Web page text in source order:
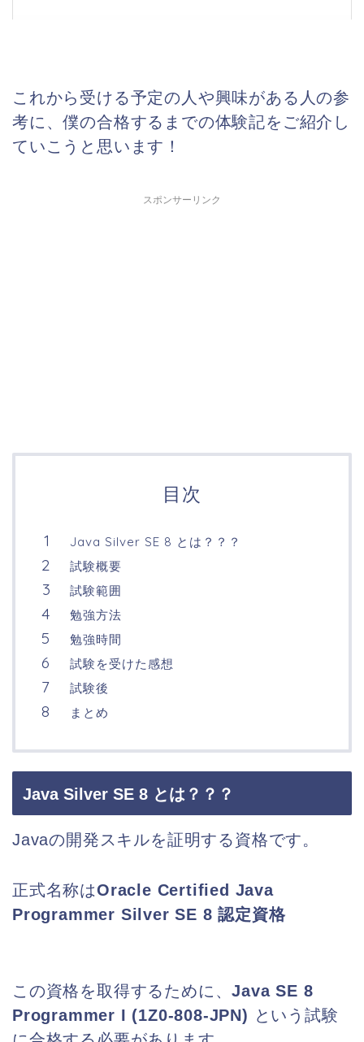
これから受ける予定の人や興味がある人の参
考に、僕の合格するまでの体験記をご紹介し
ていこうと思います！
スポンサーリンク
目次
Java Silver SE 8 とは？？？
試験概要
試験範囲
勉強方法
勉強時間
試験を受けた感想
試験後
まとめ
Java Silver SE 8 とは？？？
Javaの開発スキルを証明する資格です。
正式名称はOracle Certified Java
Programmer Silver SE 8 認定資格
この資格を取得するために、Java SE 8
Programmer I (1Z0-808-JPN) という試験